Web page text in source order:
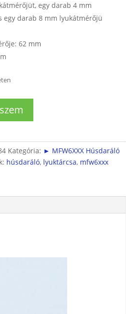
egy darab 4 mm
egy darab 8 mm lyukátmérőjü
62 mm
Kategória: ► MFW6XXX Húsdaráló
húsdaráló, lyuktárcsa, mfw6xxx